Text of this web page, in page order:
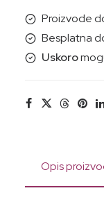
količinaProizvode
Besplatna
Uskoro
Opis